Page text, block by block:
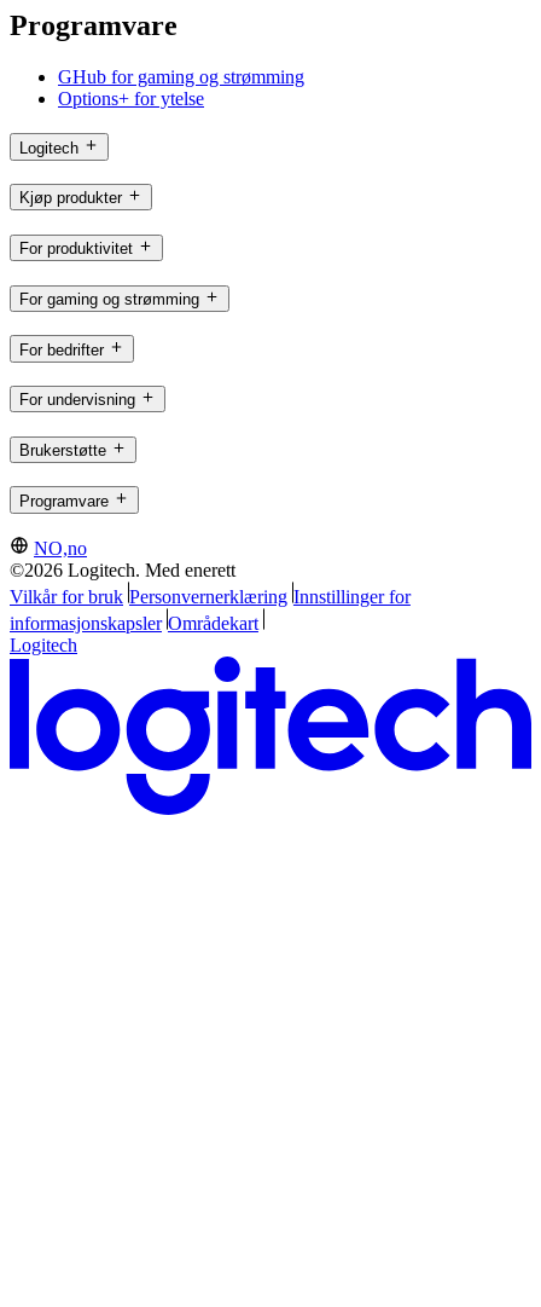
Programvare
GHub for gaming og strømming
Options+ for ytelse
Logitech
Kjøp produkter
For produktivitet
For gaming og strømming
For bedrifter
For undervisning
Brukerstøtte
Programvare
NO,no
©2026 Logitech. Med enerett
Vilkår for bruk Personvernerklæring Innstillinger for
informasjonskapsler Områdekart
Logitech